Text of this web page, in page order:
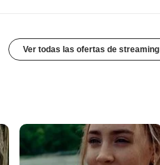
Ver todas las ofertas de streaming